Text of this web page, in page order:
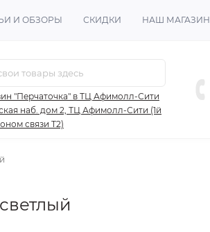
И ОБЗОРЫ СКИДКИ НАШ МАГАЗИН
"Перчаточка" в ТЦ Афимолл-Сити
наб. дом 2, ТЦ Афимолл-Сити (1й
связи Т2)